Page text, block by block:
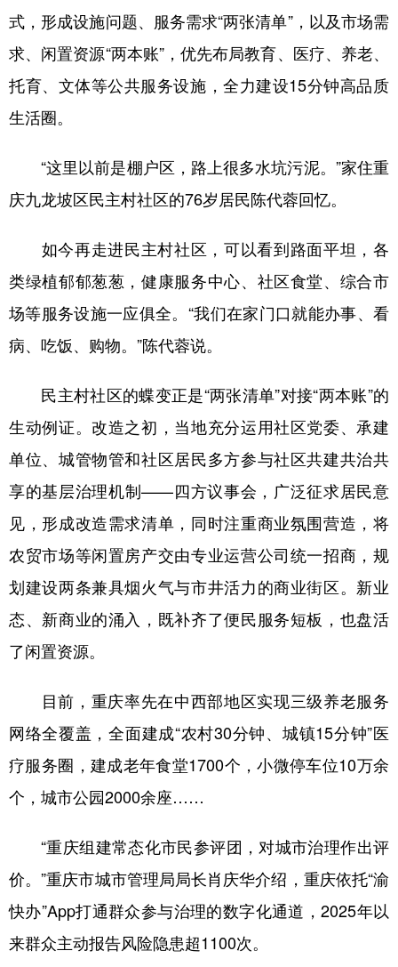
式，形成设施问题、服务需求“两张清单”，以及市场需
求、闲置资源“两本账”，优先布局教育、医疗、养老、
托育、文体等公共服务设施，全力建设15分钟高品质
生活圈。
“这里以前是棚户区，路上很多水坑污泥。”家住重
庆九龙坡区民主村社区的76岁居民陈代蓉回忆。
如今再走进民主村社区，可以看到路面平坦，各
类绿植郁郁葱葱，健康服务中心、社区食堂、综合市
场等服务设施一应俱全。“我们在家门口就能办事、看
病、吃饭、购物。”陈代蓉说。
民主村社区的蝶变正是“两张清单”对接“两本账”的
生动例证。改造之初，当地充分运用社区党委、承建
单位、城管物管和社区居民多方参与社区共建共治共
享的基层治理机制——四方议事会，广泛征求居民意
见，形成改造需求清单，同时注重商业氛围营造，将
农贸市场等闲置房产交由专业运营公司统一招商，规
划建设两条兼具烟火气与市井活力的商业街区。新业
态、新商业的涌入，既补齐了便民服务短板，也盘活
了闲置资源。
目前，重庆率先在中西部地区实现三级养老服务
网络全覆盖，全面建成“农村30分钟、城镇15分钟”医
疗服务圈，建成老年食堂1700个，小微停车位10万余
个，城市公园2000余座……
“重庆组建常态化市民参评团，对城市治理作出评
价。”重庆市城市管理局局长肖庆华介绍，重庆依托“渝
快办”App打通群众参与治理的数字化通道，2025年以
来群众主动报告风险隐患超1100次。